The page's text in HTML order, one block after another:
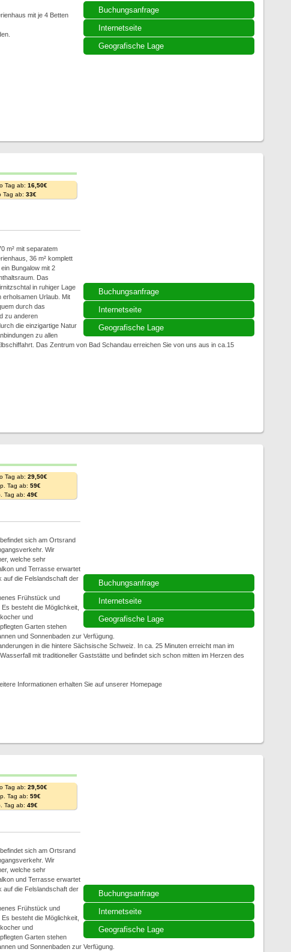
Buchungsanfrage
Internetseite
Geografische Lage
mit je 4 Betten
Buchungsanfrage
Internetseite
Geografische Lage
Tag ab: 16,50€
Tag ab: 33€
m² mit separatem
36 m² komplett
Bungalow mit 2
Das
in ruhiger Lage
erholsamen Urlaub. Mit
durch das
zu anderen
die einzigartige Natur
zu allen
Das Zentrum von Bad Schandau erreichen Sie von uns aus in ca.15
Buchungsanfrage
Internetseite
Geografische Lage
Tag ab: 29,50€
Tag ab: 59€
Tag ab: 49€
sich am Ortsrand
Wir
welche sehr
und Terrasse erwartet
auf die Felslandschaft der
Frühstück und
besteht die Möglichkeit,
und
Garten stehen
und Sonnenbaden zur Verfügung.
in die hintere Sächsische Schweiz. In ca. 25 Minuten erreicht man im
mit traditioneller Gaststätte und befindet sich schon mitten im Herzen des
Informationen erhalten Sie auf unserer Homepage
Buchungsanfrage
Internetseite
Geografische Lage
Tag ab: 29,50€
Tag ab: 59€
Tag ab: 49€
sich am Ortsrand
Wir
welche sehr
und Terrasse erwartet
auf die Felslandschaft der
Frühstück und
besteht die Möglichkeit,
und
Garten stehen
und Sonnenbaden zur Verfügung.